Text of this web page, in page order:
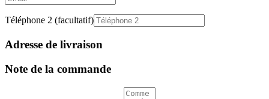
Téléphone 2 (facultatif)
Adresse de livraison
Note de la commande